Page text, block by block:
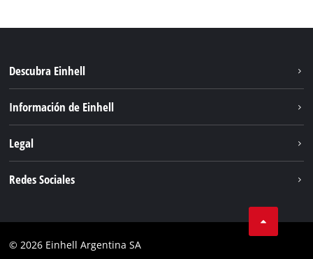
Descubra Einhell
Servicio
Información de Einhell
Einhell global
Legal
Cumplimiento
Redes Sociales
Instagram
© 2026 Einhell Argentina SA